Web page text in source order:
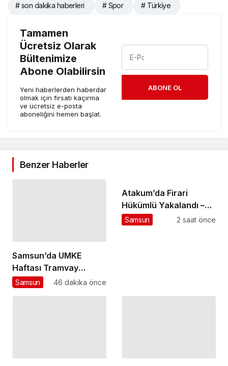
# son dakika haberleri # Spor # Türki̇ye
Tamamen
Ücretsiz Olarak
Bültenimize
Abone Olabilirsin
Yeni haberlerden haberdar
olmak için fırsatı kaçırma
ve ücretsiz e-posta
aboneliğini hemen başlat.
ABONE OL
Benzer Haberler
Samsun’da UMKE
Haftası Tramvay
Kazası Tatbikatı
Samsun 46 dakika önce
Atakum’da Firari
Hükümlü Yakalandı –
Haberler
Samsun 2 saat önce